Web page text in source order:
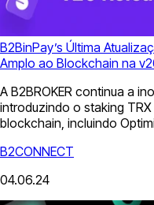
B2BinPay’s Última
Amplo ao Blockchain na
A B2BROKER continua a
introduzindo o staking
blockchain, incluindo
B2CONNECT
04.06.24